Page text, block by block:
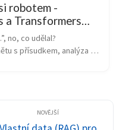
robotem -
a Transformers
no, co udělal?
s přísudkem, analýza